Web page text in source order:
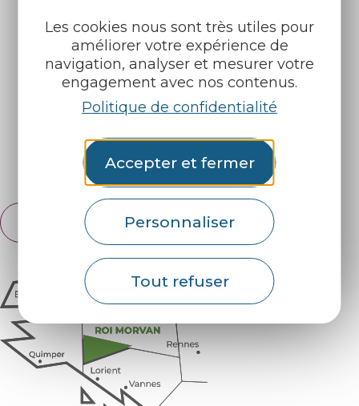
Les cookies nous sont très utiles pour
améliorer votre expérience de
navigation, analyser et mesurer votre
engagement avec nos contenus.
Politique de confidentialité
Accepter et fermer
Personnaliser
Tout refuser
Infos pratiques
Nos accueils
Nos brochures
Météo
Espace pro Partenaires
Français
English